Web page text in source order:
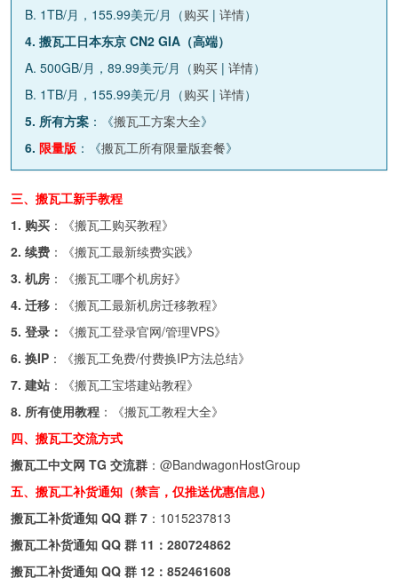
B. 1TB/月，155.99美元/月（购买 | 详情）
4. 搬瓦工日本东京 CN2 GIA（高端）
A. 500GB/月，89.99美元/月（购买 | 详情）
B. 1TB/月，155.99美元/月（购买 | 详情）
5. 所有方案 ：《搬瓦工方案大全》
6. 限量版 ：《搬瓦工所有限量版套餐》
三、搬瓦工新手教程
1. 购买 ：《搬瓦工购买教程》
2. 续费 ：《搬瓦工最新续费实践》
3. 机房 ：《搬瓦工哪个机房好》
4. 迁移 ：《搬瓦工最新机房迁移教程》
5. 登录：
《搬瓦工登录官网/管理VPS》
6. 换IP ：《搬瓦工免费/付费换IP方法总结》
7. 建站 ：《搬瓦工宝塔建站教程》
8. 所有使用教程 ：《搬瓦工教程大全》
四、搬瓦工交流方式
搬瓦工中文网 TG 交流群 ： @BandwagonHostGroup
五、搬瓦工补货通知（禁言，仅推送优惠信息）
搬瓦工补货通知 QQ 群 7 ： 1015237813
搬瓦工补货通知 QQ 群 11： 280724862
搬瓦工补货通知 QQ 群 12： 852461608